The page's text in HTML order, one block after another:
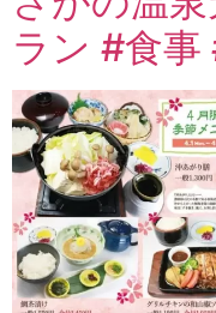
ラン #食事